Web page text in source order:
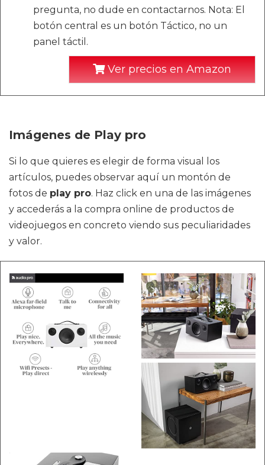
pregunta, no dude en contactarnos. Nota: El
botón central es un botón Táctico, no un
panel táctil.
Ver precios en Amazon
Imágenes de Play pro
Si lo que quieres es elegir de forma visual los
artículos, puedes observar aquí un montón de
fotos de play pro. Haz click en una de las imágenes
y accederás a la compra online de productos de
videojuegos en concreto viendo sus peculiaridades
y valor.